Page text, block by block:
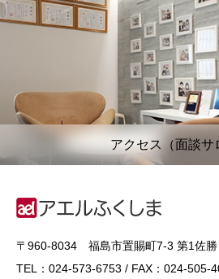
アクセス（面談サ
〒960-8034 福島市置賜町7-3 第1佐勝
TEL：024-573-6753 / FAX：024-505-